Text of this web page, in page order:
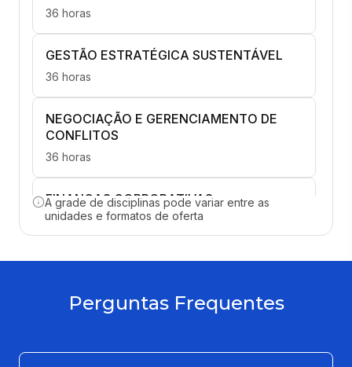
36 horas
GESTÃO ESTRATÉGICA SUSTENTÁVEL
36 horas
NEGOCIAÇÃO E GERENCIAMENTO DE
CONFLITOS
36 horas
FINANÇAS CORPORATIVAS
36 horas
GESTÃO DA INOVAÇÃO E
36 horas
A grade de disciplinas pode variar entre as
unidades e formatos de oferta
Perguntas Frequentes